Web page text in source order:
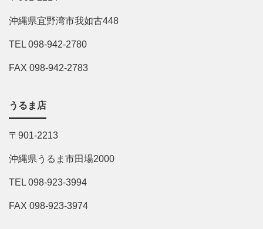
沖縄県宜野湾市我如古448
TEL 098-942-2780
FAX 098-942-2783
うるま店
〒901-2213
沖縄県うるま市田場2000
TEL 098-923-3994
FAX 098-923-3974